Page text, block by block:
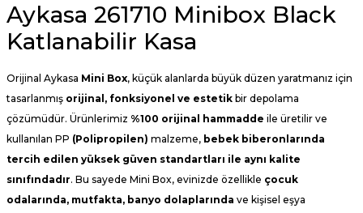
Aykasa 261710 Minibox Black
Katlanabilir Kasa
Orijinal Aykasa Mini Box, küçük alanlarda büyük düzen yaratmanız için
tasarlanmış orijinal, fonksiyonel ve estetik bir depolama
çözümüdür. Ürünlerimiz %100 orijinal hammadde ile üretilir ve
kullanılan PP (Polipropilen) malzeme, bebek biberonlarında
tercih edilen yüksek güven standartları ile aynı kalite
sınıfındadır. Bu sayede Mini Box, evinizde özellikle çocuk
odalarında, mutfakta, banyo dolaplarında ve kişisel eşya